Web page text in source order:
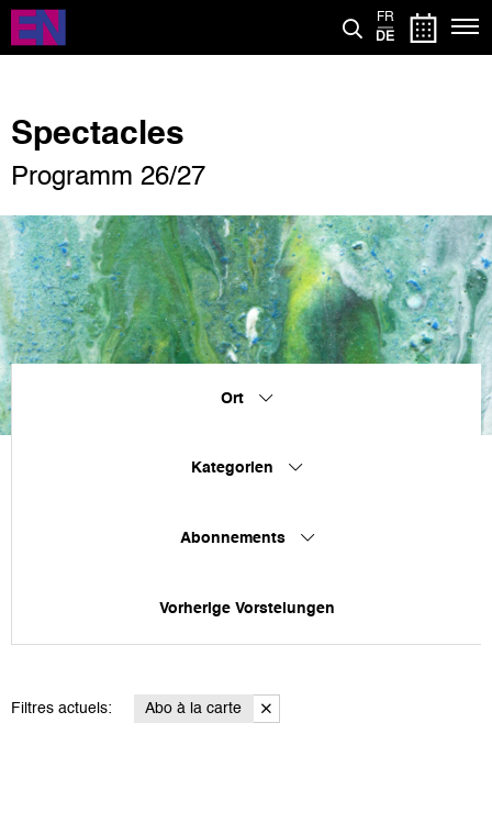
Direkt
zum
Inhalt
FR
DE
Spectacles
Programm 26/27
Ort
Kategorien
Abonnements
Vorherige Vorstelungen
Filtres actuels: Abo à la carte